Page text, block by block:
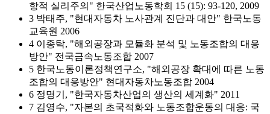
항적 실리주의" 한국산업노동학회 15 (15): 93-120, 2009
3 박태주, "현대자동차 노사관계 진단과 대안" 한국노동
교육원 2006
4 이종탁, "해외공장과 모듈화 분석 및 노동조합의 대응
방안" 전국금속노동조합 2007
5 한국노동이론정책연구소, "해외공장 확대에 따른 노동
조합의 대응방안" 현대자동차노동조합 2004
6 정명기, "한국자동차산업의 생산의 세계화" 2011
7 김영수, "자본의 초국적화와 노동조합운동의 대응: 국